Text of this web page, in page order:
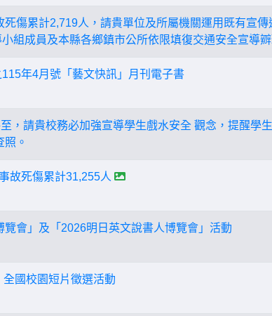
傷累計2,719人，請貴單位及所屬機關運用既有宣
組成員及本縣各鄉鎮市公所依限填復交通安全宣導辧
年4月號「藝文快訊」月刊電子書
，請貴校務必加強宣導學生戲水安全 觀念，提醒學
。
故死傷累計31,255人
會」及「2026明日英文說書人博覽會」活動
國校園短片徵選活動